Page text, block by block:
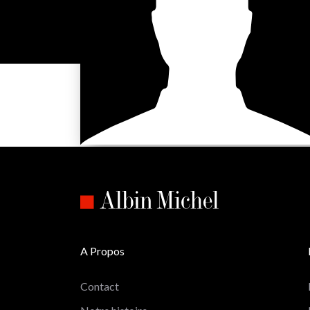
A Propos
Contact